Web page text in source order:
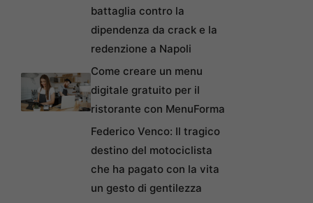
battaglia contro la
dipendenza da crack e la
redenzione a Napoli
Come creare un menu
digitale gratuito per il
ristorante con MenuForma
Federico Venco: Il tragico
destino del motociclista
che ha pagato con la vita
un gesto di gentilezza